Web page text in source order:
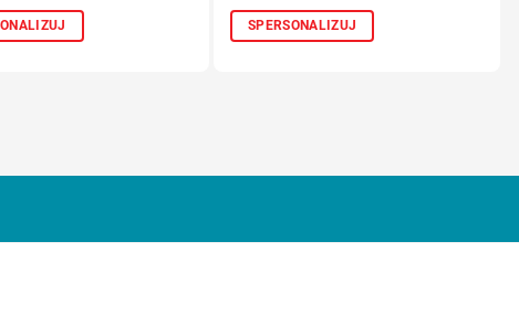
SPERSONALIZUJ